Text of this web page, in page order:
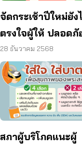
จัดกระเช้าปีใหม่ยัง
ตรงใจผู้ให้ ปลอดภั
28 ธันวาคม 2568
สภาผู้บริโภคแนะผู้